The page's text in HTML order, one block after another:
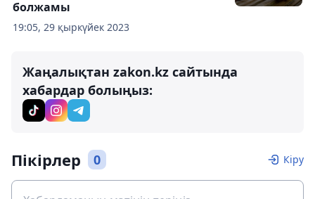
19:05, 29 қыркүйек 2023
болжамы
Жаңалықтан zakon.kz сайтында
хабардар болыңыз:
Пікірлер 0 Кіру